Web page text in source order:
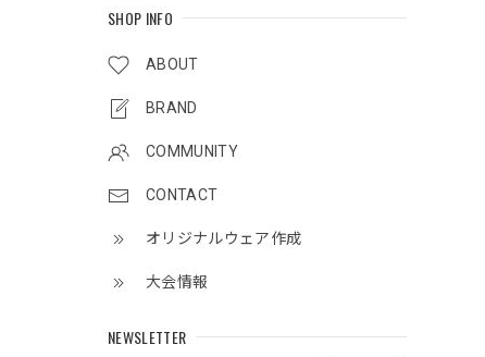
SHOP INFO
ABOUT
BRAND
COMMUNITY
CONTACT
オリジナルウェア作成
大会情報
NEWSLETTER